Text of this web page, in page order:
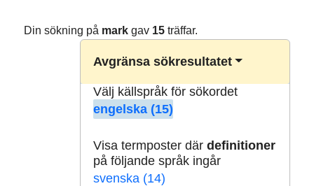
Din sökning på markgav 15träffar.
Avgränsa sökresultatet
Välj källspråk för sökordet
engelska (15)
Visa termposter där definitioner
på följande språk ingår
svenska (14)